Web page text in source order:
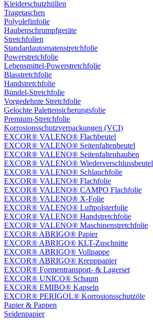
Kleiderschutzhüllen
Tragetaschen
Polyolefinfolie
Haubenschrumpfgeräte
Stretchfolien
Standardautomatenstretchfolie
Powerstretchfolie
Lebensmittel-Powerstretchfolie
Blasstretchfolie
Handstretchfolie
Bündel-Stretchfolie
Vorgedehnte Stretchfolie
Gelochte Palettensicherungsfolie
Premium-Stretchfolie
Korrosionsschutzverpackungen (VCI)
EXCOR® VALENO® Flachbeutel
EXCOR® VALENO® Seitenfaltenbeutel
EXCOR® VALENO® Seitenfaltenhauben
EXCOR® VALENO® Wiederverschlussbeutel
EXCOR® VALENO® Schlauchfolie
EXCOR® VALENO® Flachfolie
EXCOR® VALENO® CAMPO Flachfolie
EXCOR® VALENO® X-Folie
EXCOR® VALENO® Luftpolsterfolie
EXCOR® VALENO® Handstretchfolie
EXCOR® VALENO® Maschinenstretchfolie
EXCOR® ABRIGO® Papier
EXCOR® ABRIGO® KLT-Zuschnitte
EXCOR® ABRIGO® Vollpappe
EXCOR® ABRIGO® Krepppapier
EXCOR® Formentransport- & Lagerset
EXCOR® UNICO® Schaum
EXCOR® EMIBO® Kapseln
EXCOR® PERIGOL® Korrosionsschutzöle
Papier & Pappen
Seidenpapier